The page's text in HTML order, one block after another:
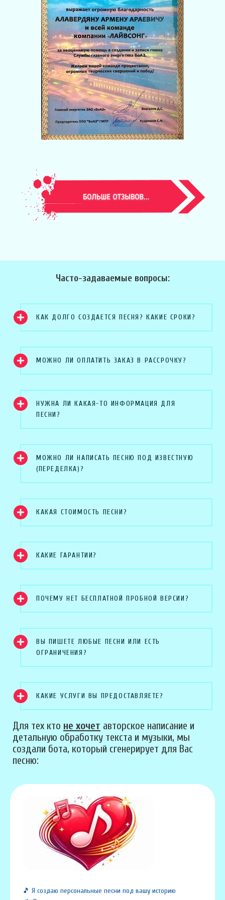
Часто-задаваемые вопросы:
КАК ДОЛГО СОЗДАЕТСЯ ПЕСНЯ? КАКИЕ СРОКИ?
МОЖНО ЛИ ОПЛАТИТЬ ЗАКАЗ В РАССРОЧКУ?
НУЖНА ЛИ КАКАЯ-ТО ИНФОРМАЦИЯ ДЛЯ
ПЕСНИ?
МОЖНО ЛИ НАПИСАТЬ ПЕСНЮ ПОД ИЗВЕСТНУЮ
(ПЕРЕДЕЛКА)?
КАКАЯ СТОИМОСТЬ ПЕСНИ?
КАКИЕ ГАРАНТИИ?
ПОЧЕМУ НЕТ БЕСПЛАТНОЙ ПРОБНОЙ ВЕРСИИ?
ВЫ ПИШЕТЕ ЛЮБЫЕ ПЕСНИ ИЛИ ЕСТЬ
ОГРАНИЧЕНИЯ?
КАКИЕ УСЛУГИ ВЫ ПРЕДОСТАВЛЯЕТЕ?
Для тех кто не хочет авторское написание и
детальную обработку текста и музыки, мы
создали бота, который сгенерирует для Вас
песню:
🎵 Я создаю персональные песни под вашу историю